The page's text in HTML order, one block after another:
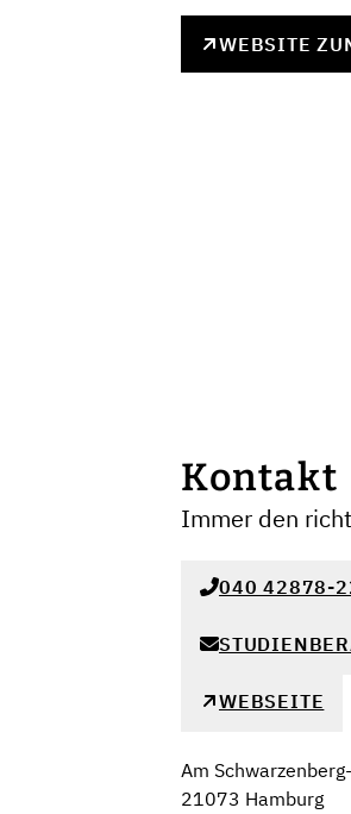
WEBSITE
Kontakt
Immer den
040 42878-
WEBSEITE
Am
21073 Hamburg